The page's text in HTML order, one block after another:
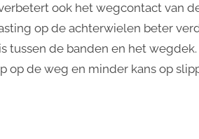
ook het wegcontact van
op de achterwielen beter
tussen de banden en het
op de weg en minder kans op